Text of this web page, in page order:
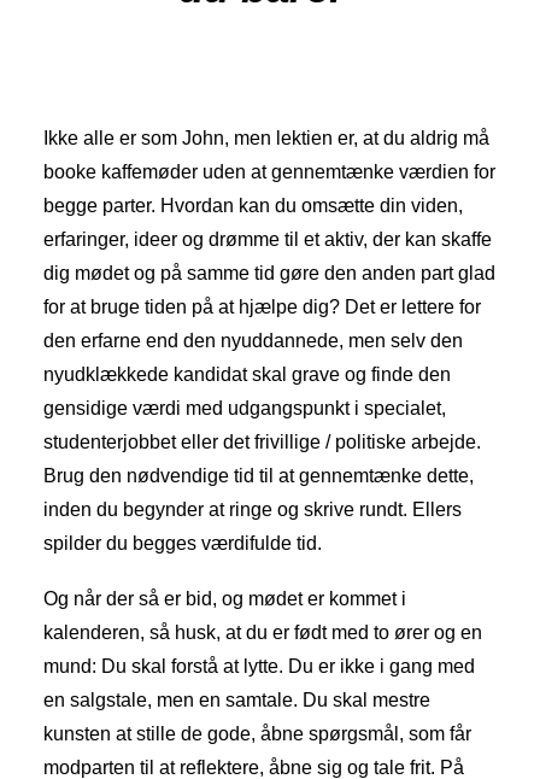
Ikke alle er som John, men lektien er, at du aldrig må
booke kaffemøder uden at gennemtænke værdien for
begge parter. Hvordan kan du omsætte din viden,
erfaringer, ideer og drømme til et aktiv, der kan skaffe
dig mødet og på samme tid gøre den anden part glad
for at bruge tiden på at hjælpe dig? Det er lettere for
den erfarne end den nyuddannede, men selv den
nyudklækkede kandidat skal grave og finde den
gensidige værdi med udgangspunkt i specialet,
studenterjobbet eller det frivillige / politiske arbejde.
Brug den nødvendige tid til at gennemtænke dette,
inden du begynder at ringe og skrive rundt. Ellers
spilder du begges værdifulde tid.
Og når der så er bid, og mødet er kommet i
kalenderen, så husk, at du er født med to ører og en
mund: Du skal forstå at lytte. Du er ikke i gang med
en salgstale, men en samtale. Du skal mestre
kunsten at stille de gode, åbne spørgsmål, som får
modparten til at reflektere, åbne sig og tale frit. På